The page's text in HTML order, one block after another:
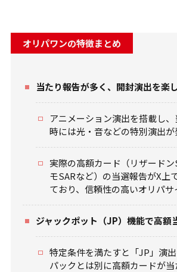
オリパワンの特徴まとめ
当たり報告が多く、開封演出を楽
アニメーション演出を搭載し
時には光・音などの特別演出が
実際の高額カード（リザードン
モSARなど）の当選報告がX上
ており、信頼性の高いオリパサ
ジャックポット（JP）機能で高額
特定条件を満たすと「JP」演
パックとは別に高額カードが